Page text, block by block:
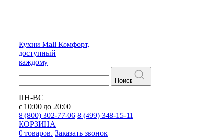
Кухни Mall Комфорт,
доступный
каждому
Поиск
ПН-ВС
с 10:00 до 20:00
8 (800) 302-77-06 8 (499) 348-15-11
КОРЗИНА
0 товаров. Заказать звонок